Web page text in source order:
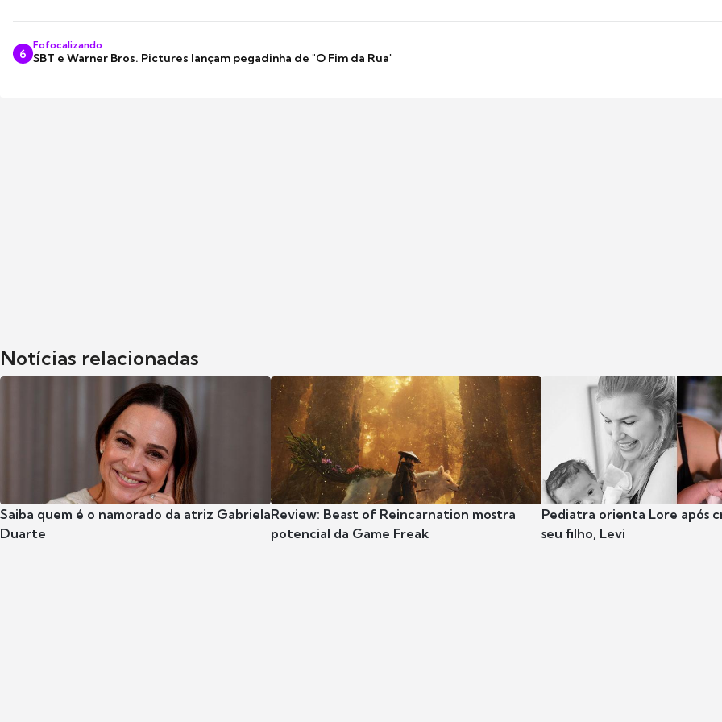
6
Fofocalizando
SBT e Warner Bros. Pictures lançam pegadinha de "O Fim da Rua"
Notícias relacionadas
Saiba quem é o namorado da atriz Gabriela
Duarte
Review: Beast of Reincarnation mostra
potencial da Game Freak
Pediatra orienta Lore após
seu filho, Levi